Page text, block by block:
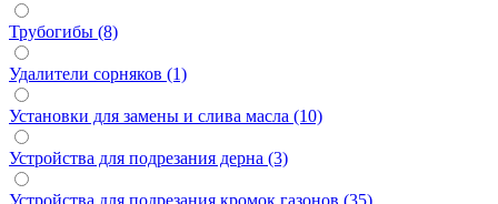
Трубогибы (8)
Удалители сорняков (1)
Установки для замены и слива масла (10)
Устройства для подрезания дерна (3)
Устройства для подрезания кромок газонов (35)